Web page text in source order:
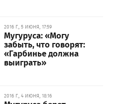
2016 Г., 5 ИЮНЯ, 17:59
Мугуруса: «Могу
забыть, что говорят:
«Гарбинье должна
выиграть»
2016 Г., 4 ИЮНЯ, 18:16